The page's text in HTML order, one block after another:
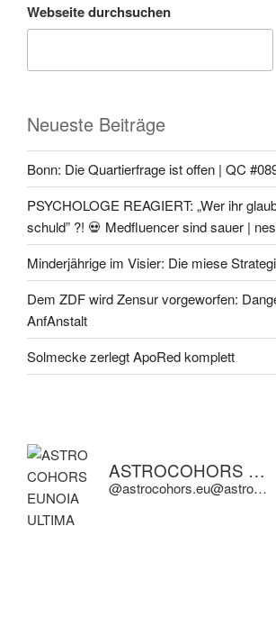
Webseite durchsuchen
Neueste Beiträge
Bonn: Die Quartierfrage ist offen | QC
PSYCHOLOGE REAGIERT: „Wer ihr
schuld” ?! 💀 Medfluencer sind sauer |
Minderjährige im Visier: Die miese
Dem ZDF wird Zensur vorgeworfen:
AnfAnstalt
Solmecke zerlegt ApoRed komplett
ASTROCOHORS EUNOIA ULTIMA
@astrocohors.eu@astrocohors.eu